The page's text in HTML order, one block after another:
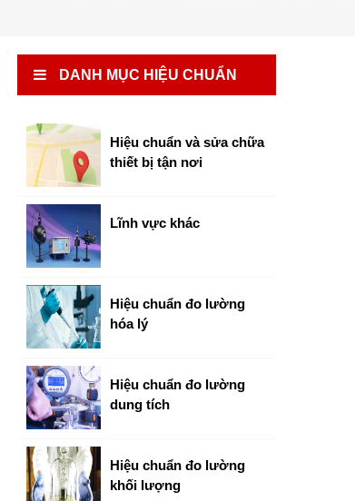
DANH MỤC HIỆU CHUẨN
Hiệu chuẩn và sửa chữa
thiết bị tận nơi
Lĩnh vực khác
Hiệu chuẩn đo lường
hóa lý
Hiệu chuẩn đo lường
dung tích
Hiệu chuẩn đo lường
khối lượng